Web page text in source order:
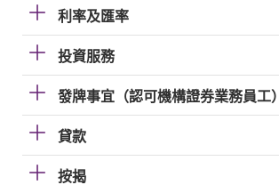
利率及匯率
投資服務
發牌事宜（認可機構證券業務員工）
貸款
按揭